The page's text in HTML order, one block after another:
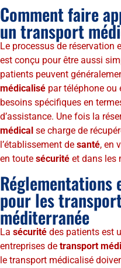
Comment faire
un transport
Le processus de réservation
est conçu pour être aussi
patients peuvent
médicalisé par téléphone ou
besoins spécifiques en
d’assistance. Une fois la
médical se charge de
l’établissement de santé, en
en toute sécurité et dans les
Réglementations
pour les
méditerranée
La sécurité des patients est
entreprises de transport
le transport médicalisé